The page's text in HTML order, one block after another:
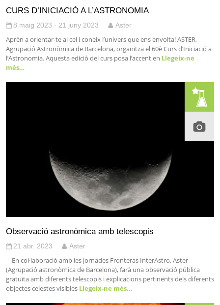
CURS D’INICIACIÓ A L’ASTRONOMIA
8 maig 2023 - 21 juny 2023 Aster
Aprèn a orientar-te al cel i coneix l’univers que ens envolta! ASTER,
Agrupació Astronòmica de Barcelona, organitza el 60è Curs d’Iniciació a
l’Astronomia. Aquesta edició del curs posa l’accent en Llegeix-ne
més…
Observació astronòmica amb telescopis
21 abr. 2023 Aster
En col·laboració amb les jornades Fronteras InterAstro, Aster
(Agrupació astronòmica de Barcelona), farà una observació pública
gratuïta amb diferents telescopis i explicacions pertinents dels diferents
objectes celestes visibles Llegeix-ne més…